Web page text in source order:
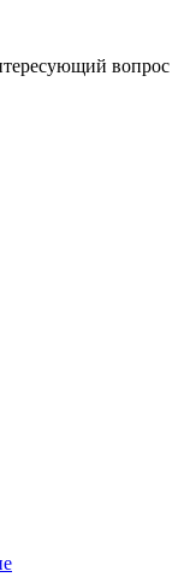
вопрос